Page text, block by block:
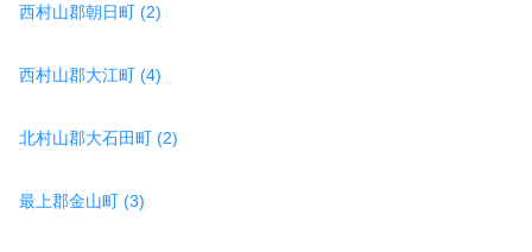
西村山郡朝日町 (2)
西村山郡大江町 (4)
北村山郡大石田町 (2)
最上郡金山町 (3)